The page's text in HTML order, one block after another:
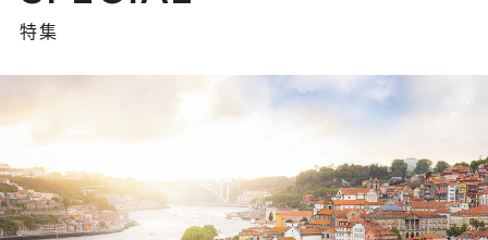
特集